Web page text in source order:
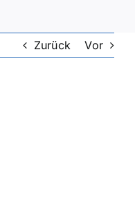
Zurück Vor